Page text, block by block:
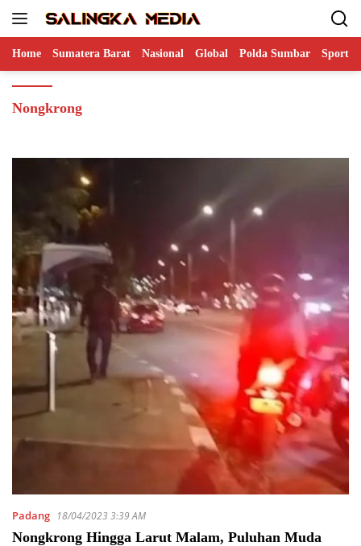
Home Sumatera Barat Nasional Global Polda Sumbar Sports
Nongkrong
Padang 18/04/2023 3:39 AM
Nongkrong Hingga Larut Malam, Puluhan Muda